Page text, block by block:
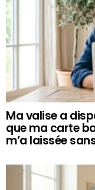
Ma valise a
que ma carte
m’a laissée